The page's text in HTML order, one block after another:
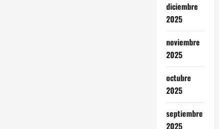
diciembre
2025
noviembre
2025
octubre
2025
septiembre
2025